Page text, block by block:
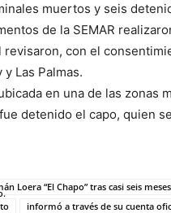
muertos y seis
de la SEMAR
con el
Las Palmas.
en una de las zonas
detenido el capo, quien
Loera “El Chapo” tras casi seis
informó a través de su cuenta